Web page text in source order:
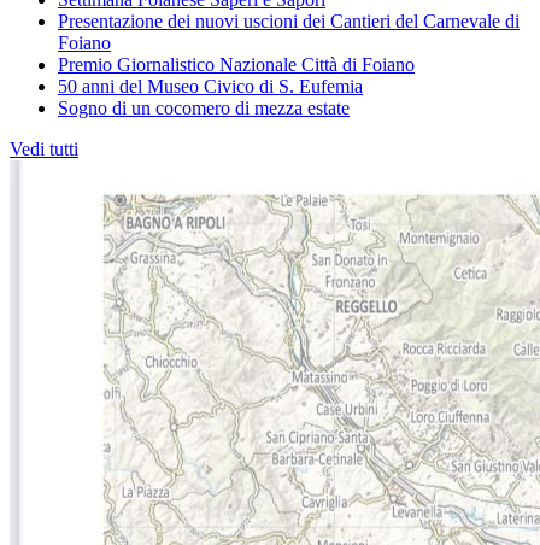
Presentazione dei nuovi uscioni dei Cantieri del Carnevale di
Foiano
Premio Giornalistico Nazionale Città di Foiano
50 anni del Museo Civico di S. Eufemia
Sogno di un cocomero di mezza estate
Vedi tutti